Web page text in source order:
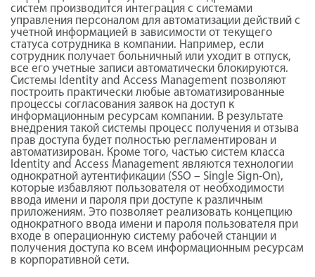
систем производится интеграция с системами
управления персоналом для автоматизации действий с
учетной информацией в зависимости от текущего
статуса сотрудника в компании. Например, если
сотрудник получает больничный или уходит в отпуск,
все его учетные записи автоматически блокируются.
Системы Identity and Access Management позволяют
построить практически любые автоматизированные
процессы согласования заявок на доступ к
информационным ресурсам компании. В результате
внедрения такой системы процесс получения и отзыва
прав доступа будет полностью регламентирован и
автоматизирован. Кроме того, частью систем класса
Identity and Access Management являются технологии
однократной аутентификации (SSO – Single Sign-On),
которые избавляют пользователя от необходимости
ввода имени и пароля при доступе к различным
приложениям. Это позволяет реализовать концепцию
однократного ввода имени и пароля пользователя при
входе в операционную систему рабочей станции и
получения доступа ко всем информационным ресурсам
в корпоративной сети.